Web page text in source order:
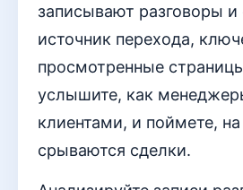
записывают разговоры
источник перехода,
просмотренные
услышите, как
клиентами, и поймете,
срываются сделки.